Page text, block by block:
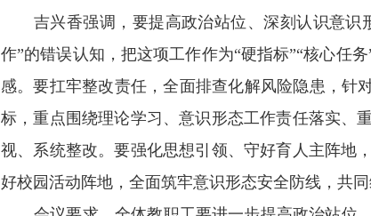
吉兴香强调，要提高政治站位、深刻认识意识
作”的错误认知，把这项工作作为“硬指标”“核心任
感。要扛牢整改责任，全面排查化解风险隐患，针
标，重点围绕理论学习、意识形态工作责任落实、
视、系统整改。要强化思想引领、守好育人主阵地
好校园活动阵地，全面筑牢意识形态安全防线，共